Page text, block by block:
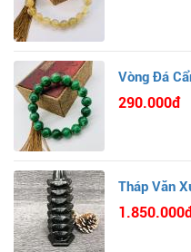
Vòng Đá
290.000đ
Tháp Văn